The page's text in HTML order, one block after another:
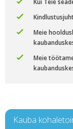
Kui Teie
Meie
Meie
Kauba